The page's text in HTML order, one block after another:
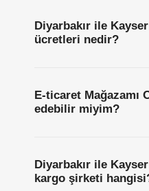
Diyarbakır ile
ücretleri nedir?
E-ticaret Mağazamı
edebilir miyim?
Diyarbakır ile
kargo şirketi